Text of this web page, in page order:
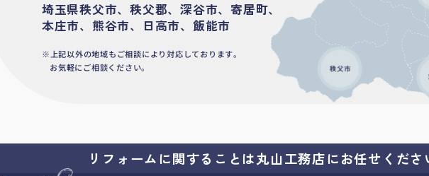
埼玉県秩父市、秩父郡、深谷市、寄居町、
本庄市、熊谷市、日高市、飯能市
上記以外の地域もご相談により対応しております。
お気軽にご相談ください。
リフォームに関することは丸山工務店にお任せくださ